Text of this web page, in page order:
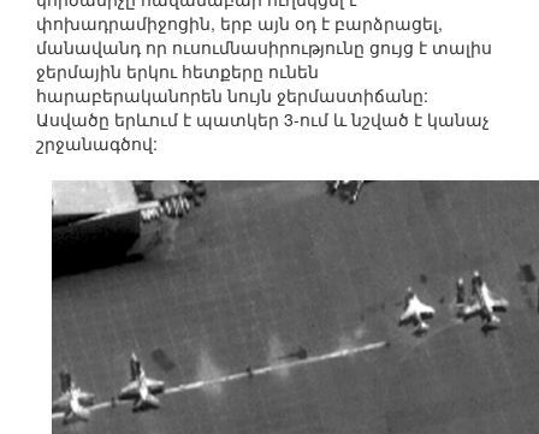
փոխադրամիջոցին, երբ այն օդ է բարձրացել,
մանավանդ որ ուսումնասիրությունը ցույց է տալիս
ջերմային երկու հետքերը ունեն
հարաբերականորեն նույն ջերմաստիճանը:
Ասվածը երևում է պատկեր 3-ում և նշված է կանաչ
շրջանագծով: